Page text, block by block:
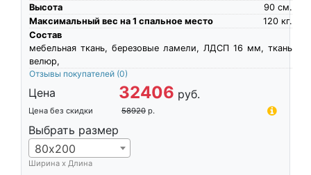
Высота
см.
90
Максимальный вес на 1 спальное место
кг.
120
Состав
мебельная ткань, березовые ламели, ЛДСП 16 мм, ткань
велюр,
Отзывы покупателей (0)
Цена 32406 руб.
Цена без скидки 58920 р.
Выбрать размер
80х200
Ширина х Длина